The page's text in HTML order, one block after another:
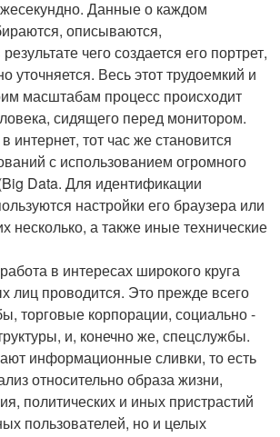
Данные о каждом
описываются,
чего создается его портрет,
уточняется. Весь этот трудоемкий и
масштабам процесс происходит
сидящего перед монитором.
тот час же становится
с использованием огромного
Data. Для идентификации
настройки его браузера или
несколько, а также иные технические
в интересах широкого круга
лиц проводится. Это прежде всего
торговые корпорации, социально -
и, конечно же, спецслужбы.
информационные сливки, то есть
относительно образа жизни,
политических и иных пристрастий
пользователей, но и целых